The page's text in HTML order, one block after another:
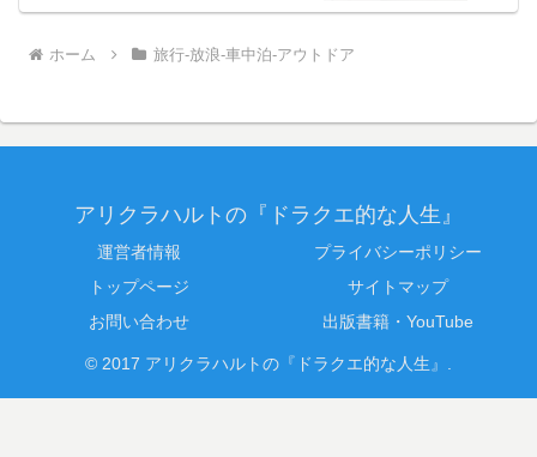
ホーム 旅行-放浪-車中泊-アウトドア
アリクラハルトの『ドラクエ的な人生』
運営者情報
プライバシーポリシー
トップページ
サイトマップ
お問い合わせ
出版書籍・YouTube
© 2017 アリクラハルトの『ドラクエ的な人生』.